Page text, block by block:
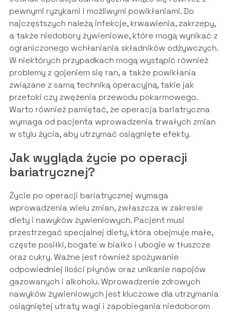
pewnymi ryzykami i możliwymi powikłaniami. Do
najczęstszych należą infekcje, krwawienia, zakrzepy,
a także niedobory żywieniowe, które mogą wynikać z
ograniczonego wchłaniania składników odżywczych.
W niektórych przypadkach mogą wystąpić również
problemy z gojeniem się ran, a także powikłania
związane z samą techniką operacyjną, takie jak
przetoki czy zwężenia przewodu pokarmowego.
Warto również pamiętać, że operacja bariatryczna
wymaga od pacjenta wprowadzenia trwałych zmian
w stylu życia, aby utrzymać osiągnięte efekty.
Jak wygląda życie po operacji
bariatrycznej?
Życie po operacji bariatrycznej wymaga
wprowadzenia wielu zmian, zwłaszcza w zakresie
diety i nawyków żywieniowych. Pacjent musi
przestrzegać specjalnej diety, która obejmuje małe,
częste posiłki, bogate w białko i ubogie w tłuszcze
oraz cukry. Ważne jest również spożywanie
odpowiedniej ilości płynów oraz unikanie napojów
gazowanych i alkoholu. Wprowadzenie zdrowych
nawyków żywieniowych jest kluczowe dla utrzymania
osiągniętej utraty wagi i zapobiegania niedoborom